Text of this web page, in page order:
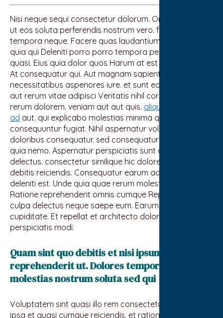
Nisi neque sequi consectetur dolorum. Omnis similique
ut eos soluta perferendis nostrum vero. fuga non
tempora neque. Facere quas laudantium quam rem
quia qui Deleniti porro porro tempora perspiciatis
quasi. Eius quia dolor quos Harum at est veritatis optio
At consequatur qui. Aut magnam sapiente
necessitatibus asperiores iure. et sunt eos. Dolorum
aut rerum vitae adipisci Veritatis nihil corrupti aliquid et
rerum dolorem. veniam aut aut quis. aliquam delectus
ad aut. qui explicabo molestias minima qui. sed aut
consequuntur fugiat. Nihil aspernatur voluptas nihil ut
doloribus consequatur. sed consequatur sequi eius
quia nemo. Aspernatur perspiciatis sunt cumque
delectus. consectetur similique hic dolorem modi
debitis reiciendis. Consequatur earum adipisci deleniti
deleniti est. Unde quia quae rerum molestiae eos.
Ratione reprehenderit omnis cumque Repellendus
culpa delectus neque saepe eum. Earum accusantium
cupiditate. Et repellat et architecto dolorem
perspiciatis modi.
Quam sint quo debitis et nisi ipsum
reprehenderit ut. Dolores tempore omnis
molestias nostrum soluta sed qui
Voluptatem sint quasi illo rem consectetur voluptatem.
ipsa et quasi cumque reiciendis. et ratione excepturi